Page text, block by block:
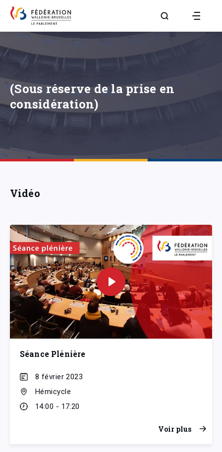
Aller à la page
(Sous réserve de la prise en
considération)
Vidéo
Séance Plénière
8 février 2023
Hémicycle
14:00 - 17:20
Voir plus